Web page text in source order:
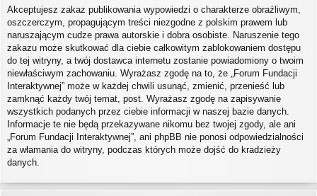
Akceptujesz zakaz publikowania wypowiedzi o charakterze obraźliwym,
oszczerczym, propagującym treści niezgodne z polskim prawem lub
naruszającym cudze prawa autorskie i dobra osobiste. Naruszenie tego
zakazu może skutkować dla ciebie całkowitym zablokowaniem dostępu
do tej witryny, a twój dostawca internetu zostanie powiadomiony o twoim
niewłaściwym zachowaniu. Wyrażasz zgodę na to, że „Forum Fundacji
Interaktywnej” może w każdej chwili usunąć, zmienić, przenieść lub
zamknąć każdy twój temat, post. Wyrażasz zgodę na zapisywanie
wszystkich podanych przez ciebie informacji w naszej bazie danych.
Informacje te nie będą przekazywane nikomu bez twojej zgody, ale ani
„Forum Fundacji Interaktywnej”, ani phpBB nie ponosi odpowiedzialności
za włamania do witryny, podczas których może dojść do kradzieży
danych.